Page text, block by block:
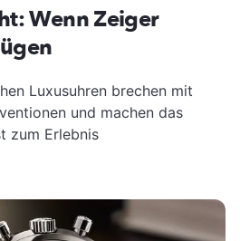
Wenn Zeiger
Luxusuhren brechen mit
und machen das
zum Erlebnis